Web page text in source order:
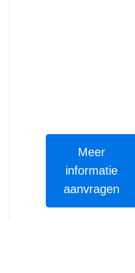
Meer
informatie
aanvragen